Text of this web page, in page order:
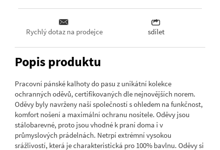
Rychlý dotaz na prodejce sdílet
Popis produktu
Pracovní pánské kalhoty do pasu z unikátní kolekce
ochranných oděvů, certifikovaných dle nejnovějších norem.
Oděvy byly navrženy naší společností s ohledem na funkčnost,
komfort nošení a maximální ochranu nositele. Oděvy jsou
stálobarevné, proto jsou vhodné k praní doma i v
průmyslových prádelnách. Netrpí extrémní vysokou
srážlivostí, která je charakteristická pro 100% bavlnu. Oděvy si